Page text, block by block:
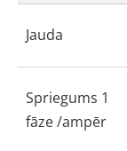
Jauda
Spriegums 1
fāze /ampēr